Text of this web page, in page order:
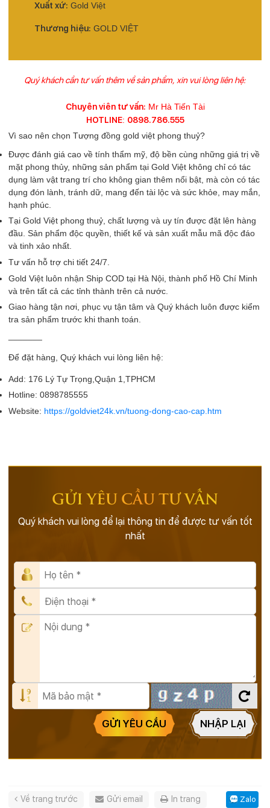
Xuất xứ: Gold Việt
Thương hiệu: GOLD VIỆT
Quý khách cần tư vấn thêm về sản phẩm, xin vui lòng liên hệ:
Chuyên viên tư vấn: Mr Hà Tiến Tài
HOTLINE: 0898.786.555
Vì sao nên chọn Tượng đồng gold việt phong thuỷ?
Được đánh giá cao về tính thẩm mỹ, độ bền cùng những giá trị về
mặt phong thủy, những sản phẩm tại Gold Việt không chỉ có tác
dụng làm vật trang trí cho không gian thêm nổi bật, mà còn có tác
dụng đón lành, tránh dữ, mang đến tài lộc và sức khỏe, may mắn,
hạnh phúc.
Tại Gold Việt phong thuỷ, chất lượng và uy tín được đặt lên hàng
đầu. Sản phẩm độc quyền, thiết kế và sản xuất mẫu mã độc đáo
và tinh xảo nhất.
Tư vấn hỗ trợ chi tiết 24/7.
Gold Việt luôn nhận Ship COD tại Hà Nội, thành phố Hồ Chí Minh
và trên tất cả các tỉnh thành trên cả nước.
Giao hàng tận nơi, phục vụ tận tâm và Quý khách luôn được kiểm
tra sản phẩm trước khi thanh toán.
Để đặt hàng, Quý khách vui lòng liên hệ:
Add: 176 Lý Tự Trọng,Quận 1,TPHCM
Hotline: 0898785555
Website: https://goldviet24k.vn/tuong-dong-cao-cap.htm
GỬI YÊU CẦU TƯ VẤN
Quý khách vui lòng để lại thông tin để được tư vấn tốt
nhất
GỬI YÊU CẦU NHẬP LẠI
Về trang trước Gửi email In trang Zalo